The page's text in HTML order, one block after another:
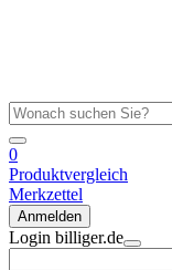
0
Produktvergleich
Merkzettel
Anmelden
Login billiger.de